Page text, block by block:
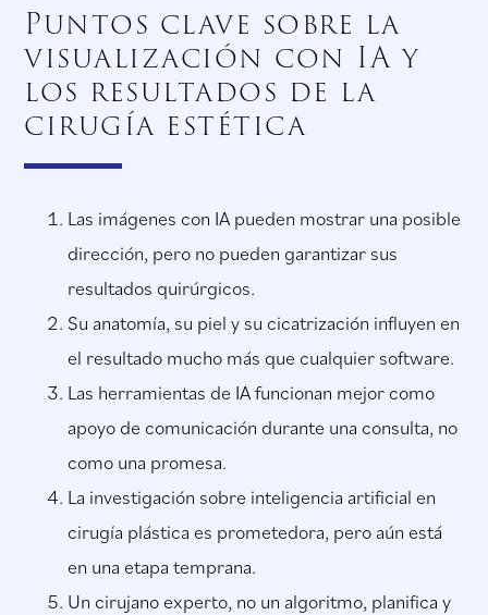
Puntos clave sobre la
visualización con IA y
los resultados de la
cirugía estética
Las imágenes con IA pueden mostrar una posible
dirección, pero no pueden garantizar sus
resultados quirúrgicos.
Su anatomía, su piel y su cicatrización influyen en
el resultado mucho más que cualquier software.
Las herramientas de IA funcionan mejor como
apoyo de comunicación durante una consulta, no
como una promesa.
La investigación sobre inteligencia artificial en
cirugía plástica es prometedora, pero aún está
en una etapa temprana.
Un cirujano experto, no un algoritmo, planifica y